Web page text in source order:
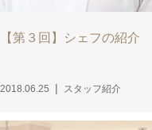
【第３回】シェフの紹介
2018.06.25 スタッフ紹介